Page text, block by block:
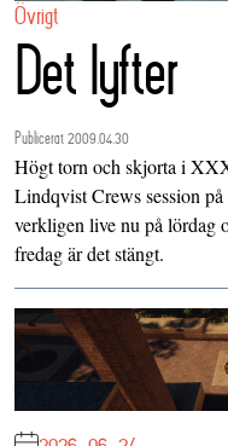
Övrigt
Det lyfter
Publicerat 2009.04.30
Högt torn och skjorta i
LindqvistCrews session på
verkligen live nu på lördag
fredag är det stängt.